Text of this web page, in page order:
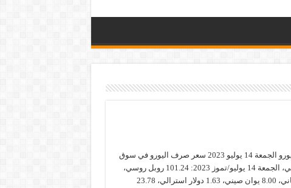
سعر صرف اليورو الجمعة 14 يوليو 2023 سعر صرف اليورو في سوق
الصرف العالمي، الجمعة 14 يوليو/تموز 2023: 101.24 روبل روسي،
155.74 ين ياباني، 8.00 يوان صيني، 1.63 دولار استرالي، 23.78